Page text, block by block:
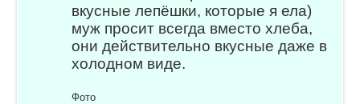
вкусные лепёшки, которые я ела)
муж просит всегда вместо хлеба,
они действительно вкусные даже в
холодном виде.
Фото